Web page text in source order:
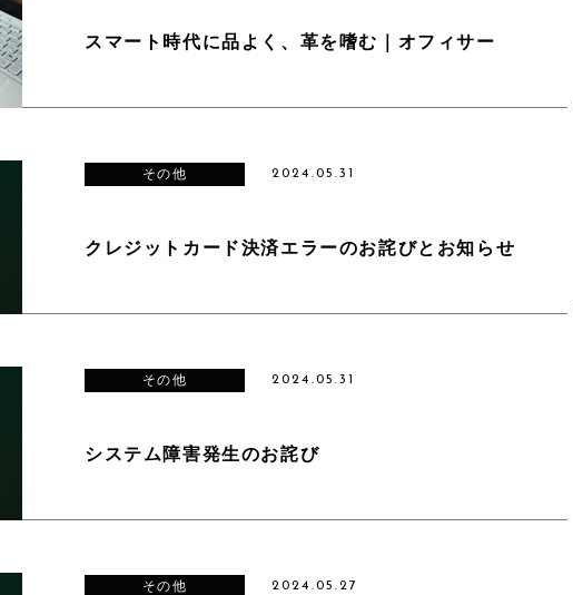
スマート時代に品よく、革を嗜む｜オフィサー
その他 2024.05.31
クレジットカード決済エラーのお詫びとお知らせ
その他 2024.05.31
システム障害発生のお詫び
その他 2024.05.27